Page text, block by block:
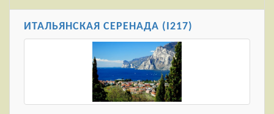
ИТАЛЬЯНСКАЯ СЕРЕНАДА (I217)